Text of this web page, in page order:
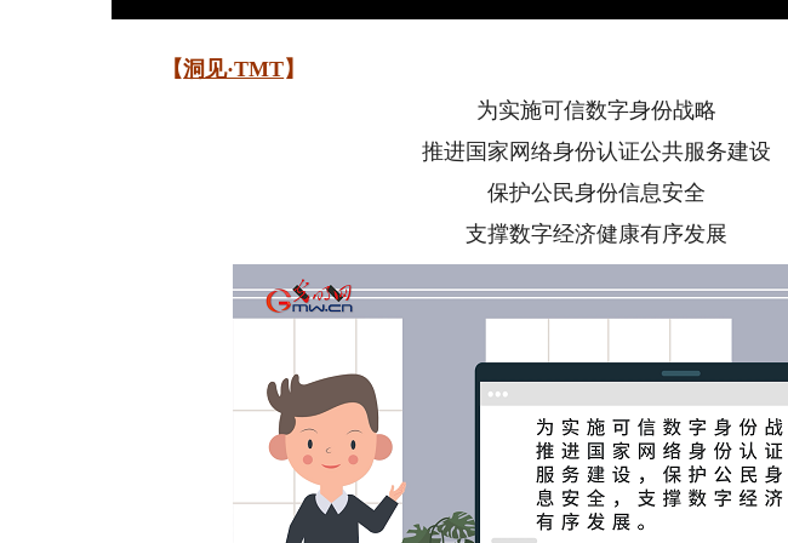
【洞见·TMT】
为实施可信数字身份战略
推进国家网络身份认证公共服务建设
保护公民身份信息安全
支撑数字经济健康有序发展